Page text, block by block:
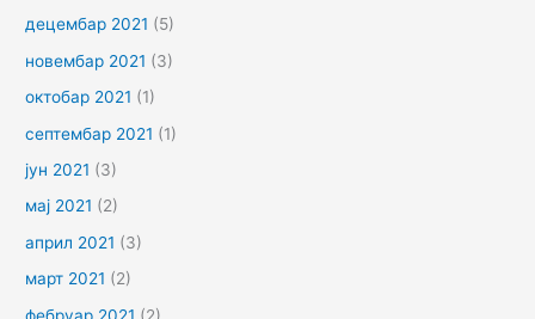
децембар 2021 (5)
новембар 2021 (3)
октобар 2021 (1)
септембар 2021 (1)
јун 2021 (3)
мај 2021 (2)
април 2021 (3)
март 2021 (2)
фебруар 2021 (2)